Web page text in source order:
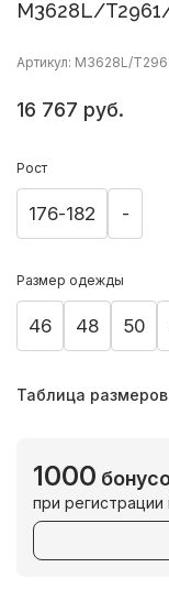
M3628L/
Артикул: M3628L/
16 767 руб.
Рост
176-182 -
Размер одежды
46 48 50
Таблица размеров
1000
при